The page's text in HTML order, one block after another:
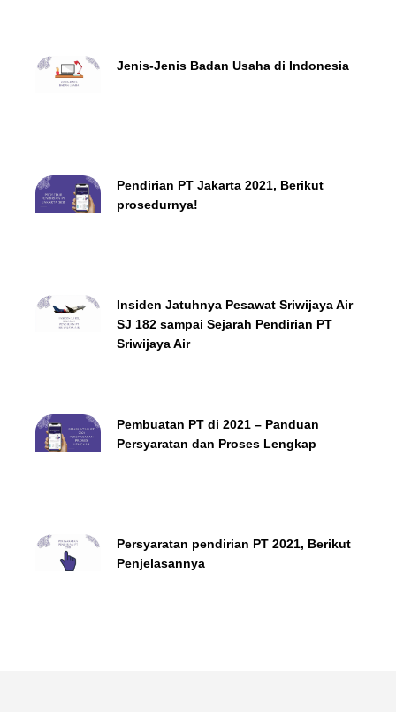
Jenis-Jenis Badan Usaha di Indonesia
Pendirian PT Jakarta 2021, Berikut
prosedurnya!
Insiden Jatuhnya Pesawat Sriwijaya Air
SJ 182 sampai Sejarah Pendirian PT
Sriwijaya Air
Pembuatan PT di 2021 – Panduan
Persyaratan dan Proses Lengkap
Persyaratan pendirian PT 2021, Berikut
Penjelasannya